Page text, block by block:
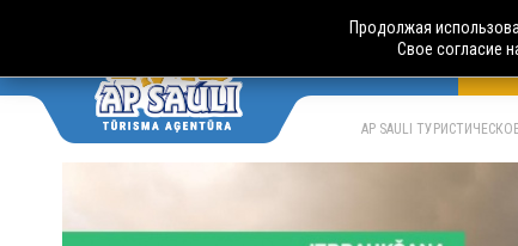
AP SAULI
Продолжая
Свое согласие